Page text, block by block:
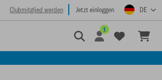
Clubmitglied werden Jetzt einloggen DE
1